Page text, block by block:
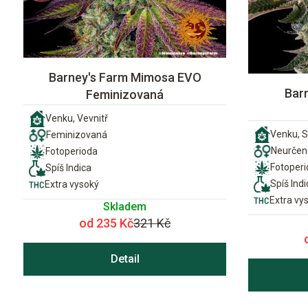
Barney's Farm Mimosa EVO
Feminizovaná
Venku, Vevnitř
Feminizovaná
Fotoperioda
Spíš Indica
Extra vysoký
Skladem
od 235 Kč321 Kč
Detail
Venku,
Spíš
Extra